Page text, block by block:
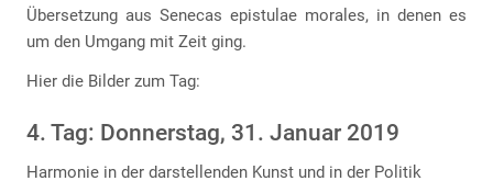
Übersetzung aus Senecas epistulae morales, in denen es
um den Umgang mit Zeit ging.
Hier die Bilder zum Tag:
4. Tag: Donnerstag, 31. Januar 2019
Harmonie in der darstellenden Kunst und in der Politik